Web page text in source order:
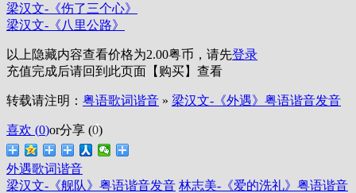
梁汉文-《伤了三个心》
梁汉文-《八里公路》
以上隐藏内容查看价格为2.00粤币，请先登录
充值完成后请回到此页面【购买】查看
转载请注明： 粤语歌词谐音 » 梁汉文-《外遇》粤语谐音发音
喜欢 (0)or分享 (0)
外遇歌词谐音
梁汉文-《舰队》粤语谐音发音 林志美-《爱的洗礼》粤语谐音